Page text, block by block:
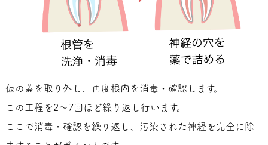
仮の蓋を取り外し、再度根内を消毒・確認します。
この工程を2～7回ほど繰り返し行います。
ここで消毒・確認を繰り返し、汚染された神経を完全に除